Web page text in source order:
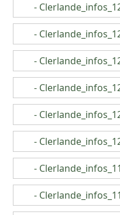
-
-
-
-
-
-
-
-